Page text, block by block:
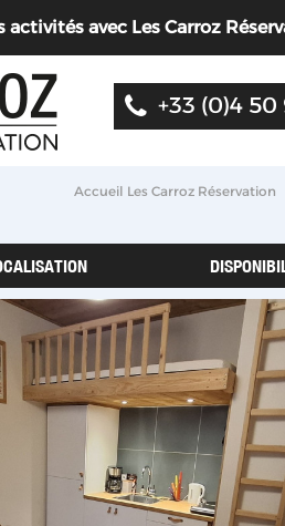
avec Les Carroz
+33 (0)4 50
Accueil Les Carroz Réservation